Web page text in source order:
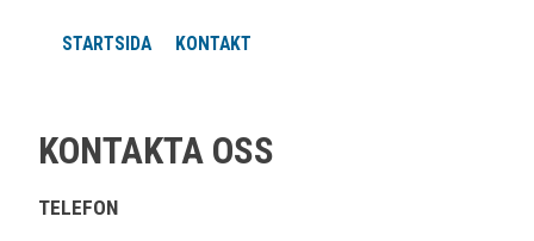
STARTSIDA KONTAKT
KONTAKTA OSS
TELEFON